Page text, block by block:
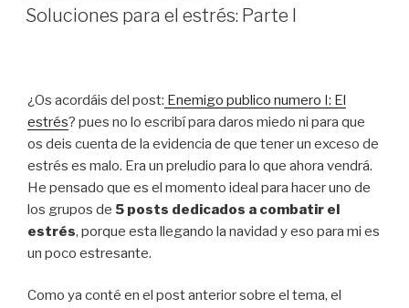
A
Soluciones para el estrés: Parte I
¿Os acordáis del post: Enemigo publico numero I: El
estrés? pues no lo escribí para daros miedo ni para que
os deis cuenta de la evidencia de que tener un exceso de
estrés es malo. Era un preludio para lo que ahora vendrá.
He pensado que es el momento ideal para hacer uno de
los grupos de 5 posts dedicados a combatir el
estrés, porque esta llegando la navidad y eso para mi es
un poco estresante.
Como ya conté en el post anterior sobre el tema, el